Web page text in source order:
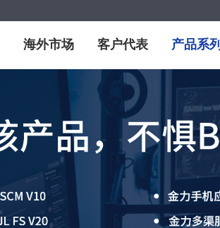
海外市场 客户代表 产品系列